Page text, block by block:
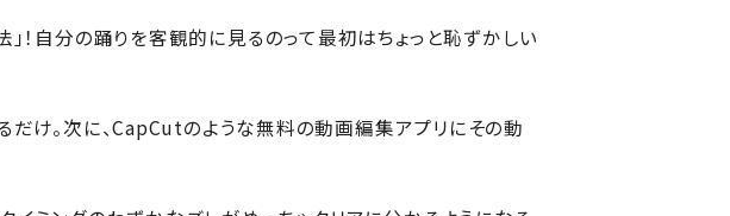
！自分の踊りを客観的に見るのって最初はちょっと恥ずかしい
だけ。次に、CapCutのような無料の動画編集アプリにその動